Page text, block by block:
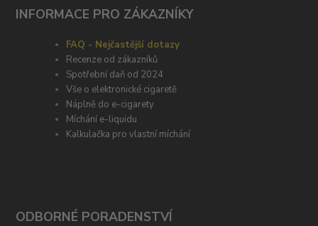
INFORMACE PRO ZÁKAZNÍKY
FAQ - Nejčastější dotazy
Recenze od zákazníků
Spotřební daň od 2024
Vše o elektronické cigaretě
Náplně do e-cigarety
Míchání e-liquidu
Kalkulačka pro vlastní míchání
ODBORNÉ PORADENSTVÍ